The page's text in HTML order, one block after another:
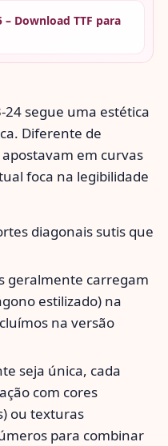
segue uma estética
Diferente de
em curvas
foca na legibilidade
diagonais sutis que
geralmente carregam
estilizado) na
na versão
seja única, cada
com cores
ou texturas
para combinar